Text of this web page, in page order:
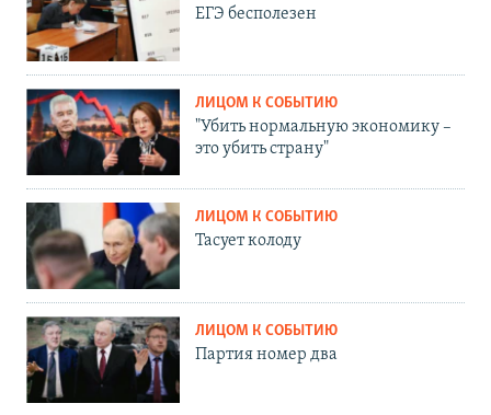
ЕГЭ бесполезен
ЛИЦОМ К СОБЫТИЮ
"Убить нормальную экономику –
это убить страну"
ЛИЦОМ К СОБЫТИЮ
Тасует колоду
ЛИЦОМ К СОБЫТИЮ
Партия номер два